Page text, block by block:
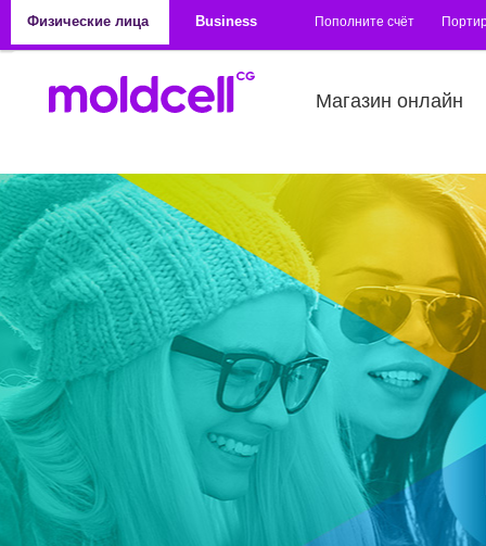
Физические лица
Business Пополните счёт
Магазин онлайн